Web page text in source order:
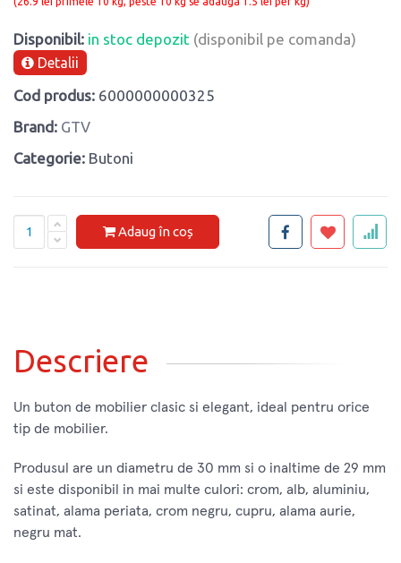
Disponibil: in stoc depozit (disponibil pe comanda)
Detalii
Cod produs: 6000000000325
Brand: GTV
Categorie: Butoni
Adaug în coș
Descriere
Un buton de mobilier clasic si elegant, ideal pentru orice
tip de mobilier.
Produsul are un diametru de 30 mm si o inaltime de 29 mm
si este disponibil in mai multe culori: crom, alb, aluminiu,
satinat, alama periata, crom negru, cupru, alama aurie,
negru mat.